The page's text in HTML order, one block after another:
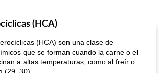
(HCA)
(HCA) son una clase de
que se forman cuando la carne o el
a altas temperaturas, como al freír o